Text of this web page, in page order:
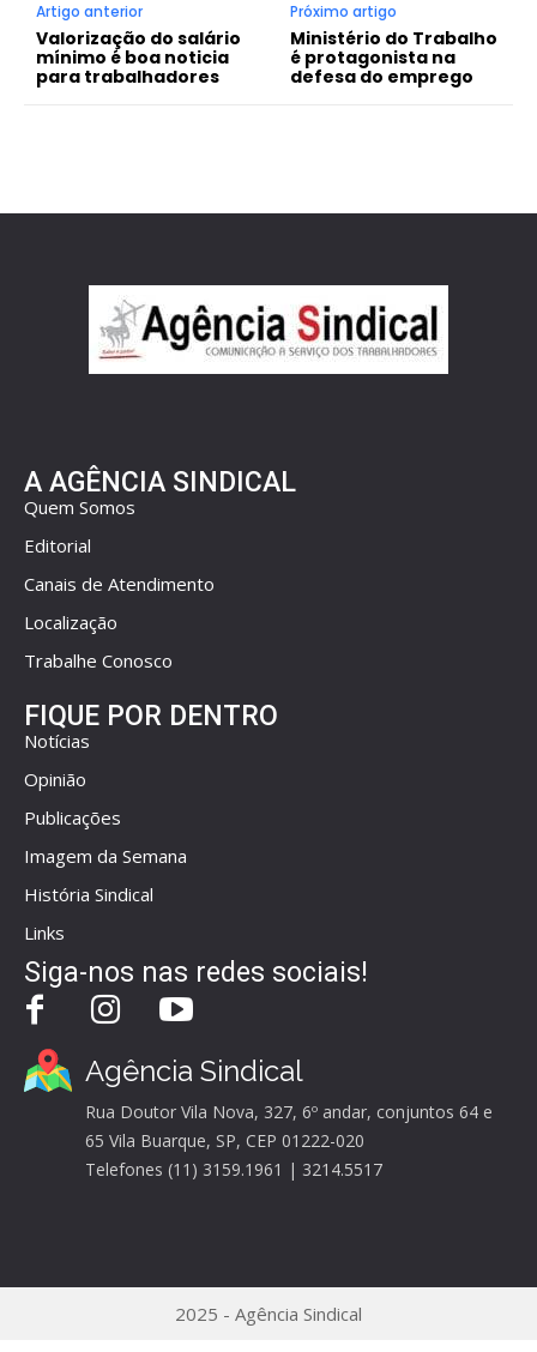
Artigo anterior
Valorização do salário
mínimo é boa noticia
para trabalhadores
Próximo artigo
Ministério do Trabalho
é protagonista na
defesa do emprego
A AGÊNCIA SINDICAL
Quem Somos
Editorial
Canais de Atendimento
Localização
Trabalhe Conosco
FIQUE POR DENTRO
Notícias
Opinião
Publicações
Imagem da Semana
História Sindical
Links
Siga-nos nas redes sociais!
Agência Sindical
Rua Doutor Vila Nova, 327, 6º andar, conjuntos 64 e
65 Vila Buarque, SP, CEP 01222-020
Telefones (11) 3159.1961 | 3214.5517
2025 - Agência Sindical